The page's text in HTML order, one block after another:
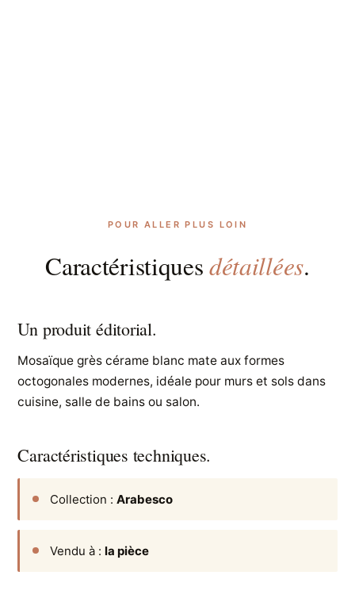
POUR ALLER PLUS LOIN
Caractéristiquesdétaillées.
Un produit éditorial.
Mosaïque grès cérame blanc mate aux formes
octogonales modernes, idéale pour murs et sols dans
cuisine, salle de bains ou salon.
Caractéristiques techniques.
Collection :Arabesco
Vendu à :la pièce